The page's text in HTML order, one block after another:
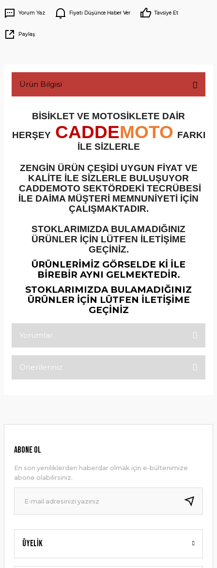
Yorum Yaz Fiyatı Düşünce Haber Ver Tavsiye Et
Paylaş
Ürün Bilgisi
BİSİKLET VE MOTOSİKLETE DAİR
HERŞEY CADDEMOTO FARKI
İLE SİZLERLE
ZENGİN ÜRÜN ÇEŞİDİ UYGUN FİYAT VE
KALİTE İLE SİZLERLE BULUŞUYOR
CADDEMOTO SEKTÖRDEKİ TECRÜBESİ
İLE DAİMA MÜŞTERİ MEMNUNİYETİ İÇİN
ÇALIŞMAKTADIR.
STOKLARIMIZDA BULAMADIĞINIZ
ÜRÜNLER İÇİN LÜTFEN İLETİŞİME
GEÇİNİZ.
ÜRÜNLERİMİZ GÖRSELDE Kİ İLE
BİREBİR AYNI GELMEKTEDİR.
STOKLARIMIZDA BULAMADIĞINIZ
ÜRÜNLER İÇİN LÜTFEN İLETİŞİME
GEÇİNİZ
Yorumlar
Önerileriniz
Ürün resmi kalitesiz, bozuk veya görüntülenemiyor.
Ürün bilgilerinde hatalar bulunuyor.
Ürün fiyatı diğer sitelerden daha pahalı.
Bu ürüne benzer farklı alternatifler olmalı.
Gönder
Üyelik
ABONE OL
En son yeniliklerden haberdar olmak için e-bültenimize
abone olabilirsiniz.